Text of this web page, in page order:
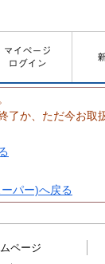
了か、ただ今お取
パー)へ戻る
ページ